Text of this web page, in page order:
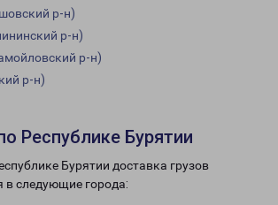
р-н)
р-н)
р-н)
р-н)
Республике Бурятии
Бурятии доставка грузов
в следующие города: